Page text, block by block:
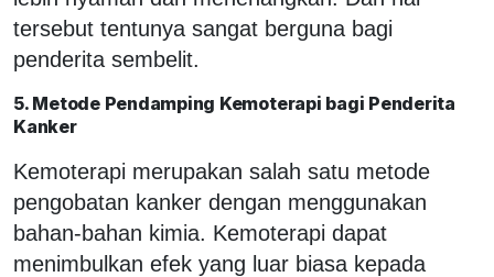
tersebut tentunya sangat berguna bagi
penderita sembelit.
5. Metode Pendamping Kemoterapi bagi Penderita
Kanker
Kemoterapi merupakan salah satu metode
pengobatan kanker dengan menggunakan
bahan-bahan kimia. Kemoterapi dapat
menimbulkan efek yang luar biasa kepada